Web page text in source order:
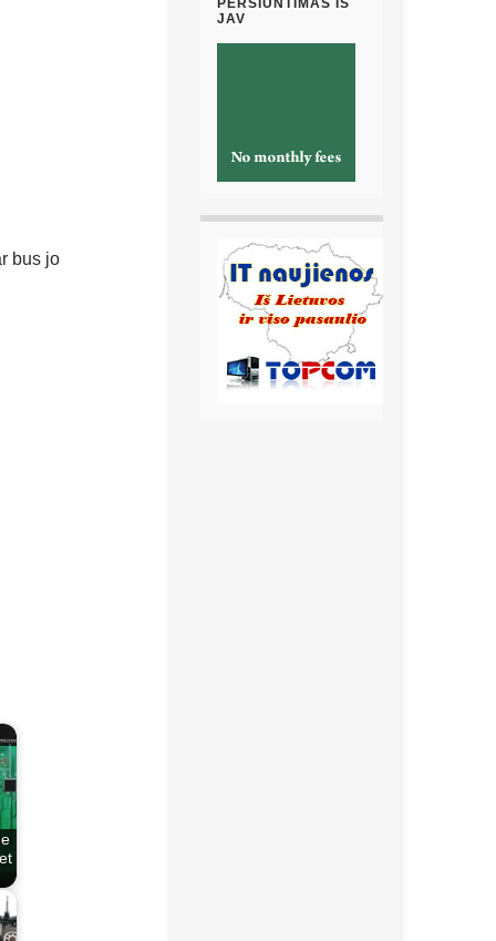
bus jo
PERSIUNTIMAS IŠ
JAV